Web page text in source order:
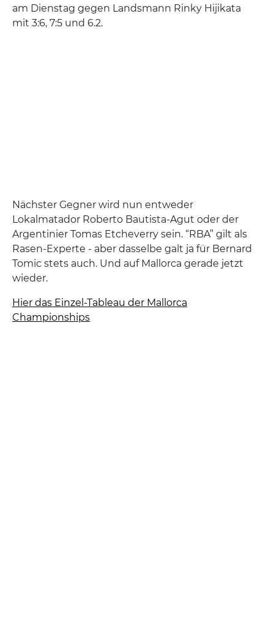
am Dienstag gegen Landsmann Rinky Hijikata
mit 3:6, 7:5 und 6.2.
Nächster Gegner wird nun entweder
Lokalmatador Roberto Bautista-Agut oder der
Argentinier Tomas Etcheverry sein. “RBA” gilt als
Rasen-Experte - aber dasselbe galt ja für Bernard
Tomic stets auch. Und auf Mallorca gerade jetzt
wieder.
Hier das Einzel-Tableau der Mallorca
Championships